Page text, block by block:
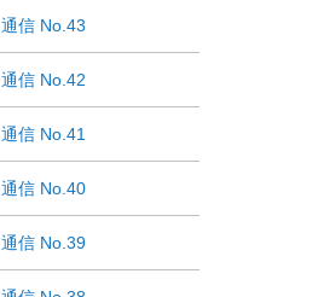
信 No.43
信 No.42
信 No.41
信 No.40
信 No.39